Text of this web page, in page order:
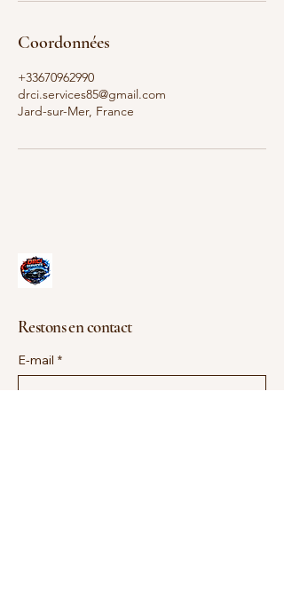
Coordonnées
+33670962990
drci.services85@gmail.com
Jard-sur-Mer, France
Restons en contact
E-mail *